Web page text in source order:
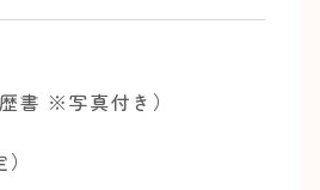
書 ※写真付き）